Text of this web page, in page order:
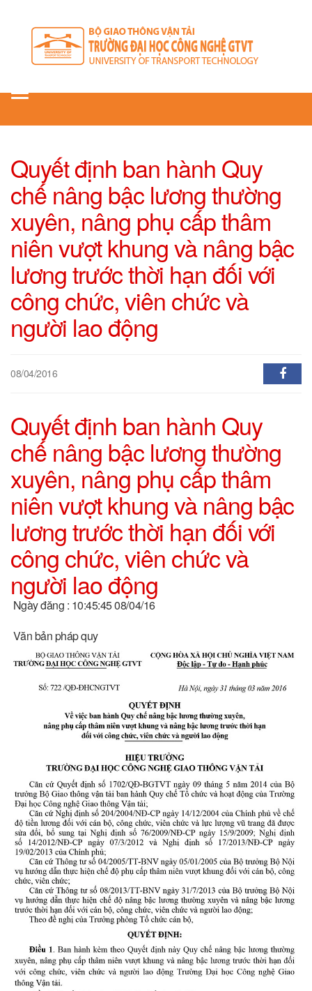
Toggle
Quyết định ban hành Quy
chế nâng bậc lương thường
xuyên, nâng phụ cấp thâm
niên vượt khung và nâng bậc
lương trước thời hạn đối với
công chức, viên chức và
người lao động
08/04/2016
Quyết định ban hành Quy
chế nâng bậc lương thường
xuyên, nâng phụ cấp thâm
niên vượt khung và nâng bậc
lương trước thời hạn đối với
công chức, viên chức và
người lao động
Ngày đăng : 10:45:45 08/04/16
Văn bản pháp quy